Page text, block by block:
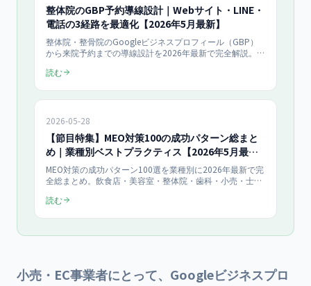
整体院のGBP予約導線設計｜Webサイト・LINE・
電話の3経路を最適化【2026年5月最新】
整体院・整骨院のGoogleビジネスプロフィール（GBP）
から来院予約までの導線設計を2026年最新で完全解説。
け、Reserve with Google連携、コンバージョン率比較、予
読む
2026-05-28
【節目特集】MEO対策100の成功パターン総まと
め｜業種別ベストプラクティス【2026年5月最
新】
MEO対策の成功パターン100選を業種別に2026年最新で完
全総まとめ。飲食店・美容室・整体院・歯科・小売・士
稿・口コミ・予約導線の最適化、よくある失敗回避まで店
読む
小売・EC事業者にとって、Googleビジネスプロ